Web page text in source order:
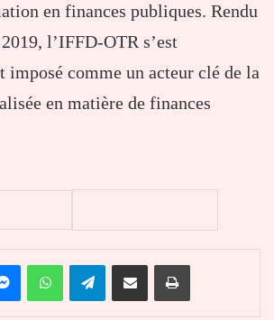
en finances publiques. Rendu
l’IFFD-OTR s’est
imposé comme un acteur clé de la
en matière de finances
MessengerWhatsAppTelegramPartager par email Imprimer